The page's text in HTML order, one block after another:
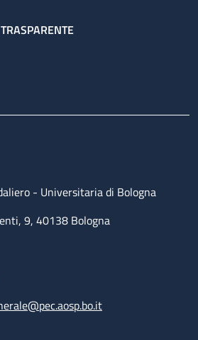
- Universitaria di Bologna
9, 40138 Bologna